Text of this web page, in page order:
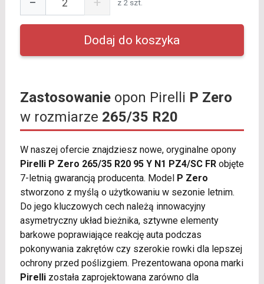
z 2 szt.
Zastosowanieopon Pirelli P Zero
w rozmiarze 265/35 R20
W naszej ofercie znajdziesz nowe, oryginalne opony
Pirelli P Zero 265/35 R20 95 Y N1 PZ4/SC FRobjęte
7-letnią gwarancją producenta. Model P Zero
stworzono z myślą o użytkowaniu w sezonie letnim.
Do jego kluczowych cech należą innowacyjny
asymetryczny układ bieżnika, sztywne elementy
barkowe poprawiające reakcję auta podczas
pokonywania zakrętów czy szerokie rowki dla lepszej
ochrony przed poślizgiem. Prezentowana opona marki
Pirellizostała zaprojektowana zarówno dla